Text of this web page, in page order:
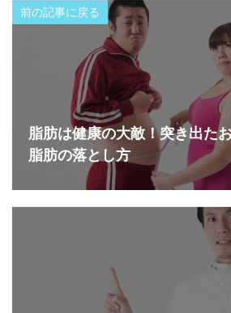
前の記事に戻る
脂肪は健康の大敵！突き出た
脂肪の落とし方